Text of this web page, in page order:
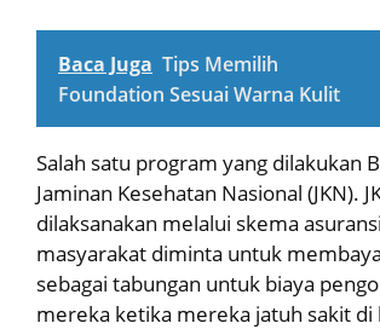
Baca Juga Tips Memilih
Foundation Sesuai Warna Kulit
Salah satu program yang dilakukan
Jaminan Kesehatan Nasional (JKN).
dilaksanakan melalui skema
masyarakat diminta untuk
sebagai tabungan untuk biaya
mereka ketika mereka jatuh sakit di